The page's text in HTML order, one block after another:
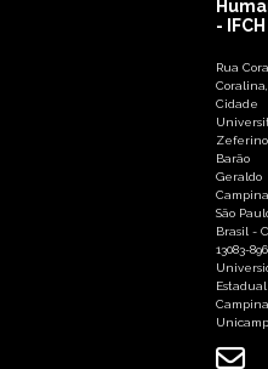
- IFCH
Rua Cora
Coralina,
Cidade
Zeferino
Barão
Geraldo
São
Brasil -
13083-896
Unicamp